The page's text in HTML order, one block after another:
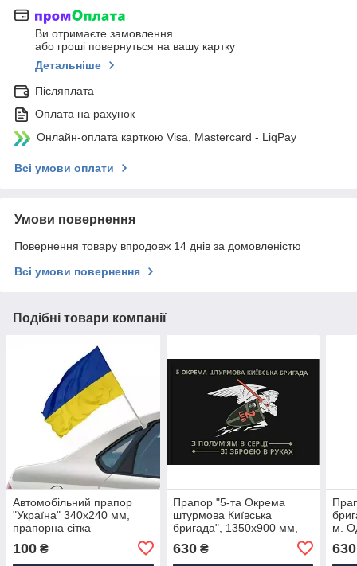
Ви отримаєте замовлення
або гроші повернуться на вашу картку
Детальніше
Післяплата
Оплата на рахунок
Онлайн-оплата карткою Visa, Mastercard - LiqPay
Всі умови оплати
Умови повернення
Повернення товару впродовж 14 днів за домовленістю
Всі умови повернення
Подібні товари компанії
Автомобільний прапор
"Україна" 340х240 мм,
прапорна сітка
100 ₴
Прапор "5-та Окрема
штурмова Київська
бригада", 1350х900 мм,
630₴
м.
630